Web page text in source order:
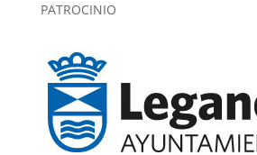
PATROCINIO